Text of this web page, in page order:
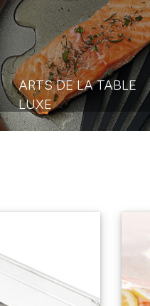
ARTS DE LA TABLE
LUXE